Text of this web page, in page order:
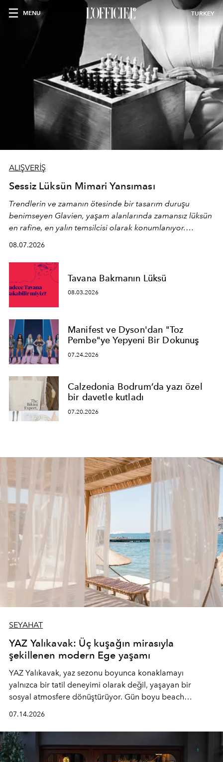
MENU TURKEY
ALIŞVERİŞ
Sessiz Lüksün Mimari Yansıması
Trendlerin ve zamanın ötesinde bir tasarım duruşu
benimseyen Glavien, yaşam alanlarında zamansız lüksün
en rafine, en yalın temsilcisi olarak konumlanıyor.
en yeni seçkisiyle bu imza felsefesini mekanlara taşıyor.
08.07.2026
Tavana Bakmanın Lüksü
08.03.2026
Manifest ve Dyson'dan "Toz
Pembe"ye Yepyeni Bir Dokunuş
07.24.2026
Calzedonia Bodrum’da yazı özel
bir davetle kutladı
07.20.2026
SEYAHAT
YAZ Yalıkavak: Üç kuşağın mirasıyla
şekillenen modern Ege yaşamı
YAZ Yalıkavak, yaz sezonu boyunca konaklamayı
yalnızca bir tatil deneyimi olarak değil, yaşayan bir
sosyal atmosfere dönüştürüyor. Gün boyu beach
mutfağını modern dokunuşlarla müzikle buluşturan
tematik gastronomi geceleri misafirlerle buluşuyor.
Paylaşıma, lezzete ve müziğe odaklanan bu özel
07.14.2026